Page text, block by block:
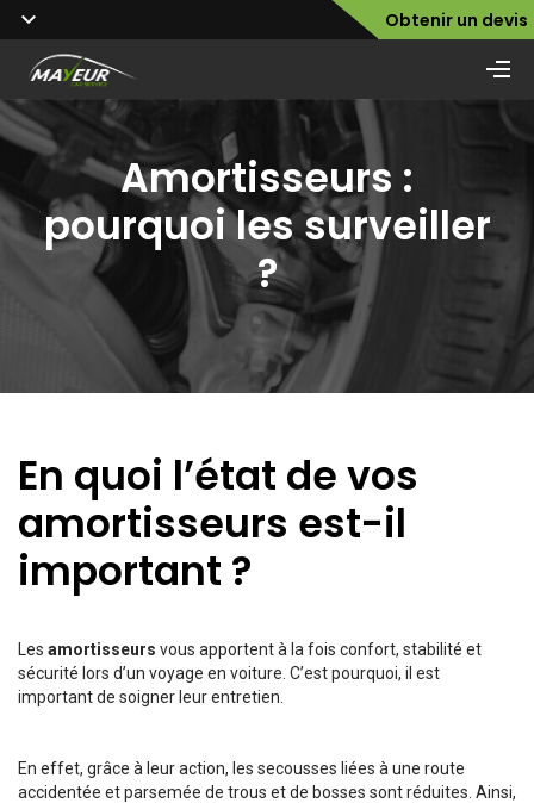
Obtenir un devis
Amortisseurs :
pourquoi les surveiller
?
En quoi l’état de vos
amortisseurs est-il
important ?
Les amortisseurs vous apportent à la fois confort, stabilité et
sécurité lors d’un voyage en voiture. C’est pourquoi, il est
important de soigner leur entretien.
En effet, grâce à leur action, les secousses liées à une route
accidentée et parsemée de trous et de bosses sont réduites. Ainsi,